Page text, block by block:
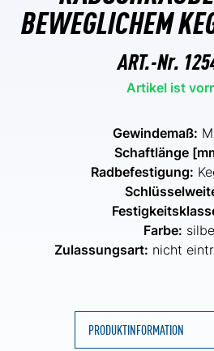
BEWEGLICHEM
ART.-Nr.
Artikel ist
Gewindemaß:
Schaftlänge
Radbefestigung:
Farbe:
Zulassungsart: nicht
PRODUKTINFORMATION